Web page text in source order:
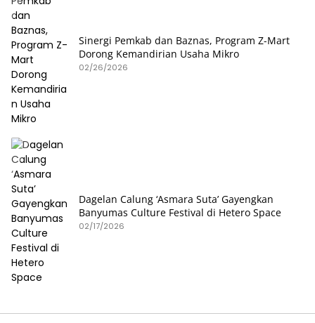
Sinergi Pemkab dan Baznas, Program Z-Mart
Dorong Kemandirian Usaha Mikro
02/26/2026
Dagelan Calung ‘Asmara Suta’ Gayengkan
Banyumas Culture Festival di Hetero Space
02/17/2026